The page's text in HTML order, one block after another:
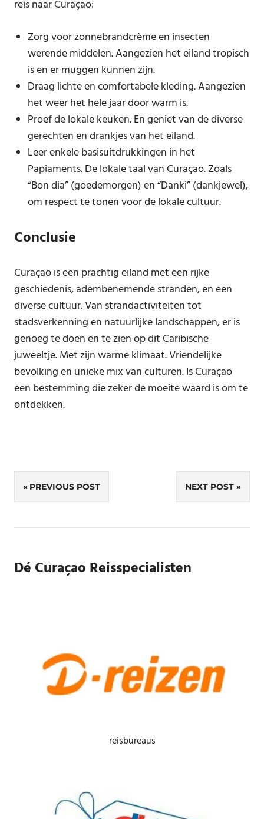
reis naar Curaçao:
Zorg voor zonnebrandcrème en insecten
werende middelen. Aangezien het eiland tropisch
is en er muggen kunnen zijn.
Draag lichte en comfortabele kleding. Aangezien
het weer het hele jaar door warm is.
Proef de lokale keuken. En geniet van de diverse
gerechten en drankjes van het eiland.
Leer enkele basisuitdrukkingen in het
Papiaments. De lokale taal van Curaçao. Zoals
“Bon dia” (goedemorgen) en “Danki” (dankjewel),
om respect te tonen voor de lokale cultuur.
Conclusie
Curaçao is een prachtig eiland met een rijke
geschiedenis, adembenemende stranden, en een
diverse cultuur. Van strandactiviteiten tot
stadsverkenning en natuurlijke landschappen, er is
genoeg te doen en te zien op dit Caribische
juweeltje. Met zijn warme klimaat. Vriendelijke
bevolking en unieke mix van culturen. Is Curaçao
een bestemming die zeker de moeite waard is om te
ontdekken.
Bericht
navigatie
PREVIOUS POST NEXT POST
Dé Curaçao Reisspecialisten
reisbureaus